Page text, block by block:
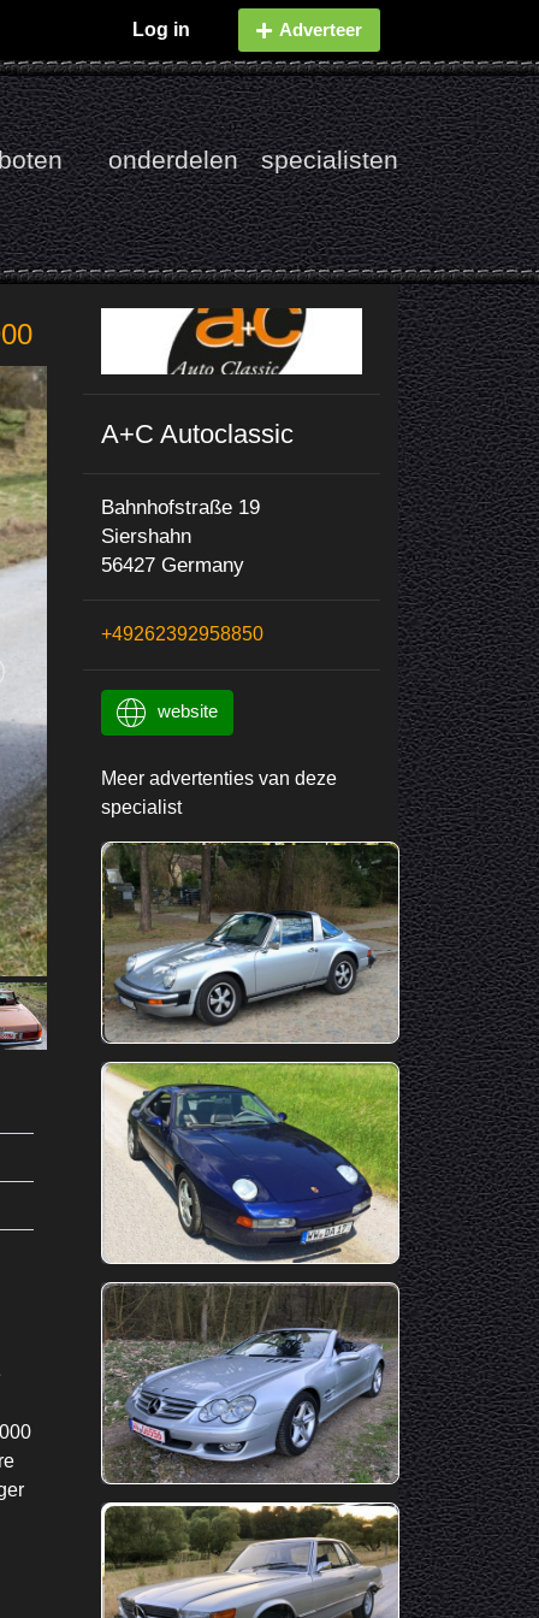
Log in Adverteer
onderdelen specialisten
A+C Autoclassic
Bahnhofstraße 19
Siershahn
56427 Germany
+49262392958850
website
Meer advertenties van deze
specialist